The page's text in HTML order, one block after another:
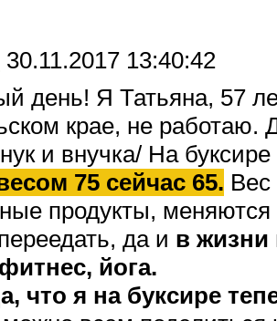
30.11.2017 13:40:42
день! Я Татьяна, 57
крае, не работаю.
и внучка/ На буксире
75 сейчас 65. Вес
продукты,
да и в жизни
йога.
что я на буксире